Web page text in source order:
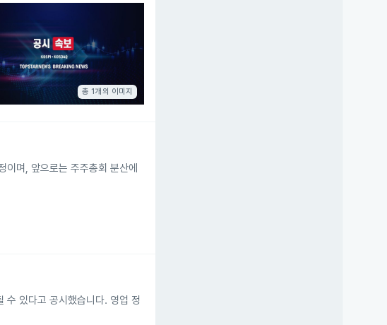
총 1개의 이미지
며, 앞으로는 주주총회 분산에
수 있다고 공시했습니다. 영업 정